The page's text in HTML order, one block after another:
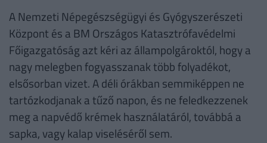
A Nemzeti Népegészségügyi és Gyógyszerészeti
Központ és a BM Országos Katasztrófavédelmi
Főigazgatóság azt kéri az állampolgároktól, hogy a
nagy melegben fogyasszanak több folyadékot,
elsősorban vizet. A déli órákban semmiképpen ne
tartózkodjanak a tűző napon, és ne feledkezzenek
meg a napvédő krémek használatáról, továbbá a
sapka, vagy kalap viseléséről sem.